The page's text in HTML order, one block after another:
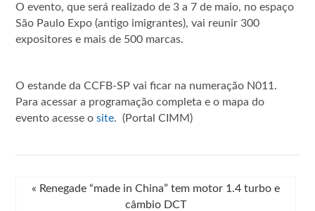
O evento, que será realizado de 3 a 7 de maio, no espaço
São Paulo Expo (antigo imigrantes), vai reunir 300
expositores e mais de 500 marcas.
O estande da CCFB-SP vai ficar na numeração N011.
Para acessar a programação completa e o mapa do
evento acesse osite. (Portal CIMM)
« Renegade “made in China” tem motor 1.4 turbo e
câmbio DCT